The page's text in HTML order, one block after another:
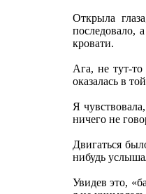
Открыла
последовало,
кровати.
Ага, не тут-
оказалась в
Я
ничего не
Двигаться
нибудь
Увидев это,